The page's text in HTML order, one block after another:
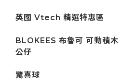
英國 Vtech 精選特惠區
BLOKEES 布魯可 可動積木
公仔
驚喜球